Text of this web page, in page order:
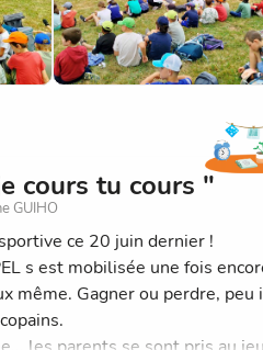
et guides
encore à Mr Haentjens
cours tu cours "
GUIHO
ce 20 juin dernier !
s est mobilisée une fois
même. Gagner ou perdre,